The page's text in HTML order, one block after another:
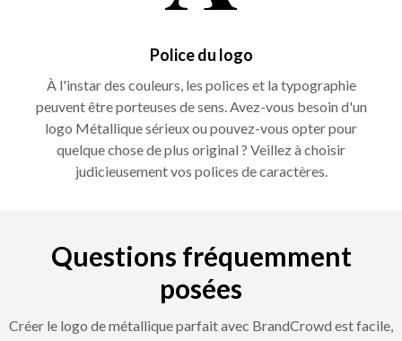
Police du logo
À l'instar des couleurs, les polices et la typographie
peuvent être porteuses de sens. Avez-vous besoin d'un
logo Métallique sérieux ou pouvez-vous opter pour
quelque chose de plus original ? Veillez à choisir
judicieusement vos polices de caractères.
Questions fréquemment
posées
Créer le logo de métallique parfait avec BrandCrowd est facile,